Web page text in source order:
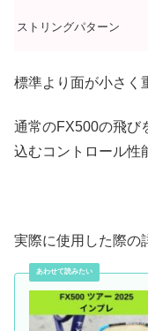
ストリングパターン
標準より面が小さく
通常のFX500の飛び
込むコントロール性
実際に使用した際の